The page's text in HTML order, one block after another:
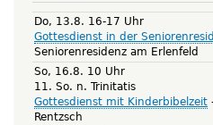
Do, 13.8. 16-17 Uhr
Gottesdienst in der
Seniorenresidenz am Erlenfeld
So, 16.8. 10 Uhr
11. So. n. Trinitatis
Gottesdienst mit Kinderbibelzeit
Rentzsch